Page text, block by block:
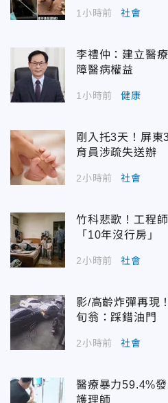
1小時前 社會
李禮仲：建立醫
障醫病權益
1小時前 健康
剛入托3天！屏
育員涉疏失送辦
2小時前 社會
竹科悲歌！工程
「10年沒行房」
2小時前 社會
影/高齡炸彈再現
旬翁：踩錯油門
2小時前 社會
醫療暴力59.4%
護理師